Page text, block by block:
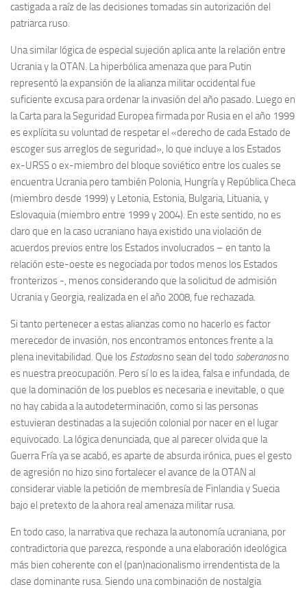
castigada a raíz de las decisiones tomadas sin autorización del
patriarca ruso.
Una similar lógica de especial sujeción aplica ante la relación entre
Ucrania y la OTAN. La hiperbólica amenaza que para Putin
representó la expansión de la alianza militar occidental fue
suficiente excusa para ordenar la invasión del año pasado. Luego en
la Carta para la Seguridad Europea firmada por Rusia en el año 1999
es explícita su voluntad de respetar el «derecho de cada Estado de
escoger sus arreglos de seguridad», lo que incluye a los Estados
ex-URSS o ex-miembro del bloque soviético entre los cuales se
encuentra Ucrania pero también Polonia, Hungría y República Checa
(miembro desde 1999) y Letonia, Estonia, Bulgaria, Lituania, y
Eslovaquia (miembro entre 1999 y 2004). En este sentido, no es
claro que en la caso ucraniano haya existido una violación de
acuerdos previos entre los Estados involucrados – en tanto la
relación este-oeste es negociada por todos menos los Estados
fronterizos -, menos considerando que la solicitud de admisión
Ucrania y Georgia, realizada en el año 2008, fue rechazada.
Si tanto pertenecer a estas alianzas como no hacerlo es factor
merecedor de invasión, nos encontramos entonces frente a la
plena inevitabilidad. Que los Estadosno sean del todo soberanosno
es nuestra preocupación. Pero sí lo es la idea, falsa e infundada, de
que la dominación de los pueblos es necesaria e inevitable, o que
no hay cabida a la autodeterminación, como si las personas
estuvieran destinadas a la sujeción colonial por nacer en el lugar
equivocado. La lógica denunciada, que al parecer olvida que la
Guerra Fría ya se acabó, es aparte de absurda irónica, pues el gesto
de agresión no hizo sino fortalecer el avance de la OTAN al
considerar viable la petición de membresía de Finlandia y Suecia
bajo el pretexto de la ahora real amenaza militar rusa.
En todo caso, la narrativa que rechaza la autonomía ucraniana, por
contradictoria que parezca, responde a una elaboración ideológica
más bien coherente con el (pan)nacionalismo irrendentista de la
clase dominante rusa. Siendo una combinación de nostalgia